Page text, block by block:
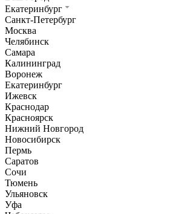
Екатеринбург
Санкт-Петербург
Москва
Челябинск
Самара
Калининград
Воронеж
Екатеринбург
Ижевск
Краснодар
Красноярск
Нижний Новгород
Новосибирск
Пермь
Саратов
Сочи
Тюмень
Ульяновск
Уфа